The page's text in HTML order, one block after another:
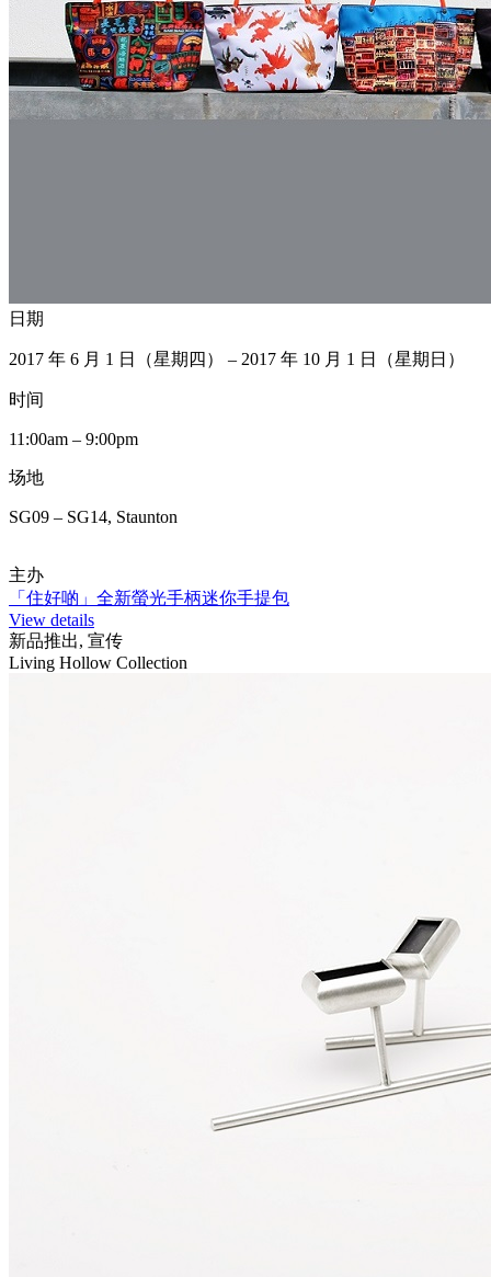
日期
2017 年 6 月 1 日（星期四） – 2017 年 10 月 1 日（星期日）
时间
11:00am – 9:00pm
场地
SG09 – SG14, Staunton
主办
「住好啲」全新螢光手柄迷你手提包
View details
新品推出, 宣传
Living Hollow Collection